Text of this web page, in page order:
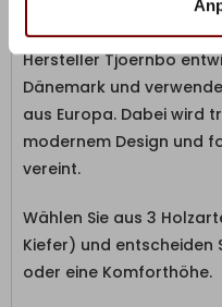
Das Easy Sleep I
verarbeitet und
Hersteller Tjoernbo
Dänemark und
aus Europa. Dabei wird
modernem Design und
vereint.
Wählen Sie aus 3
Kiefer) und entscheiden
oder eine Komforthöhe.